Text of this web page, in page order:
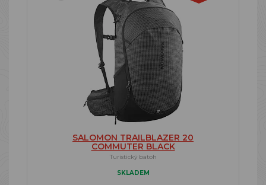
SALOMON TRAILBLAZER 20
COMMUTER BLACK
Turistický batoh
SKLADEM